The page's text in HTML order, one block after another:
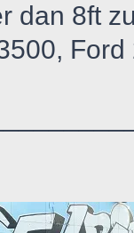
dan 8ft